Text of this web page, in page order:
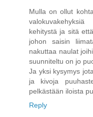
Mulla on ollut
kehitystä ja sitä
johon saisin
nakuttaa naulat
suunniteltu on jo
Ja yksi kysymys
ja kivoja
pelkästään iloista
Reply